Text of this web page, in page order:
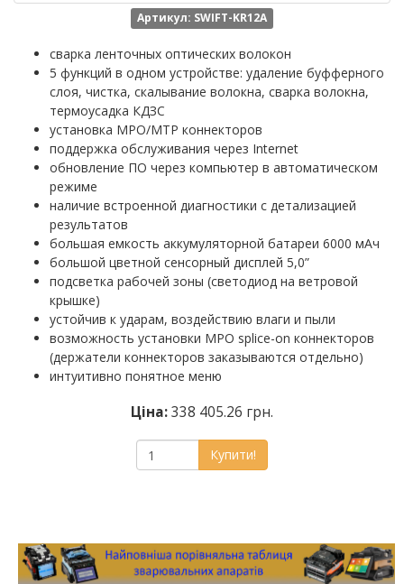
Артикул: SWIFT-KR12A
сварка ленточных оптических волокон
5 функций в одном устройстве: удаление буфферного
слоя, чистка, скалывание волокна, сварка волокна,
термоусадка КДЗС
установка MPO/MTP коннекторов
поддержка обслуживания через Internet
обновление ПО через компьютер в автоматическом
режиме
наличие встроенной диагностики с детализацией
результатов
большая емкость аккумуляторной батареи 6000 мАч
большой цветной сенсорный дисплей 5,0”
подсветка рабочей зоны (светодиод на ветровой
крышке)
устойчив к ударам, воздействию влаги и пыли
возможность установки MPO splice-on коннекторов
(держатели коннекторов заказываются отдельно)
интуитивно понятное меню
Ціна:338 405.26 грн.
Купити!